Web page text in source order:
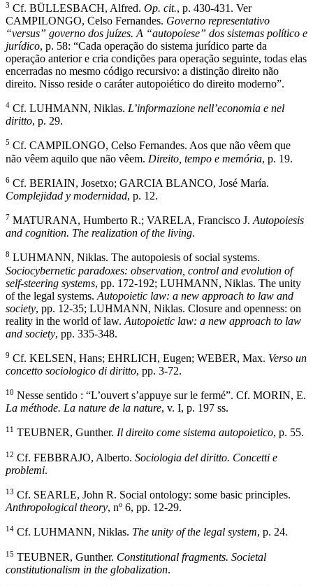
3 Cf. BÜLLESBACH, Alfred. Op. cit., p. 430-431. Ver
CAMPILONGO, Celso Fernandes. Governo representativo
“versus” governo dos juízes. A “autopoiese” dos sistemas político e
jurídico, p. 58: “Cada operação do sistema jurídico parte da
operação anterior e cria condições para operação seguinte, todas elas
encerradas no mesmo código recursivo: a distinção direito não
direito. Nisso reside o caráter autopoiético do direito moderno”.
4 Cf. LUHMANN, Niklas. L’informazione nell’economia e nel
diritto, p. 29.
5 Cf. CAMPILONGO, Celso Fernandes. Aos que não vêem que
não vêem aquilo que não vêem. Direito, tempo e memória, p. 19.
6 Cf. BERIAIN, Josetxo; GARCIA BLANCO, José María.
Complejidad y modernidad, p. 12.
7 MATURANA, Humberto R.; VARELA, Francisco J. Autopoiesis
and cognition. The realization of the living.
8 LUHMANN, Niklas. The autopoiesis of social systems.
Sociocybernetic paradoxes: observation, control and evolution of
self-steering systems, pp. 172-192; LUHMANN, Niklas. The unity
of the legal systems. Autopoietic law: a new approach to law and
society, pp. 12-35; LUHMANN, Niklas. Closure and openness: on
reality in the world of law. Autopoietic law: a new approach to law
and society, pp. 335-348.
9 Cf. KELSEN, Hans; EHRLICH, Eugen; WEBER, Max. Verso un
concetto sociologico di diritto, pp. 3-72.
10 Nesse sentido : “L’ouvert s’appuye sur le fermé”. Cf. MORIN, E.
La méthode. La nature de la nature, v. I, p. 197 ss.
11 TEUBNER, Gunther. Il direito come sistema autopoietico, p. 55.
12 Cf. FEBBRAJO, Alberto. Sociologia del diritto. Concetti e
problemi.
13 Cf. SEARLE, John R. Social ontology: some basic principles.
Anthropological theory, nº 6, pp. 12-29.
14 Cf. LUHMANN, Niklas. The unity of the legal system, p. 24.
15 TEUBNER, Gunther. Constitutional fragments. Societal
constitutionalism in the globalization.